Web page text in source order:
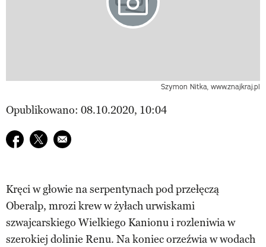
Szymon Nitka, www.znajkraj.pl
Opublikowano: 08.10.2020, 10:04
Udostępnij na facebook
Udostępnij na twitter
E-mail do przyjaciela
Kręci w głowie na serpentynach pod przełęczą
Oberalp, mrozi krew w żyłach urwiskami
szwajcarskiego Wielkiego Kanionu i rozleniwia w
szerokiej dolinie Renu. Na koniec orzeźwia w wodach